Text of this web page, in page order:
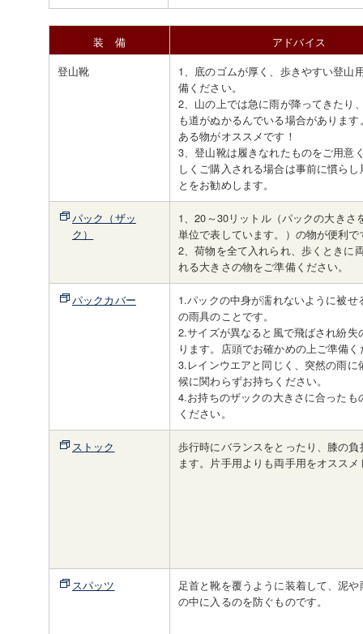
装 備
アドバイス
登山靴
1、底のゴムが厚く、歩きやすい登山
備ください。
2、山の上では急に雨が降ってきたり
も道がぬかるんでいる場合がありま
ある物がオススメです！
3、登山靴は履きなれたものをご用意
しくご購入される場合は事前に慣ら
とをお勧めします。
パック（ザッ
ク）
1、20～30リットル（パックの大きさ
単位で表しています。）の物が便利で
2、荷物を全て入れられ、歩くときに
れる大きさの物をご準備ください。
パックカバー
1.パックの中身が濡れないように被せ
の雨具のことです。
2.サイズが異なると風で飛ばされ紛失
ります。店頭でお確かめの上ご準備
3.レインウエアと同じく、突然の雨に
候に関わらずお持ちください。
4.お持ちのザックの大きさに合ったも
ください。
ストック
歩行時にバランスをとったり、膝の
ます。片手用よりも両手用をオスス
スパッツ
足首と靴を覆うように装着して、泥
の中に入るのを防ぐものです。